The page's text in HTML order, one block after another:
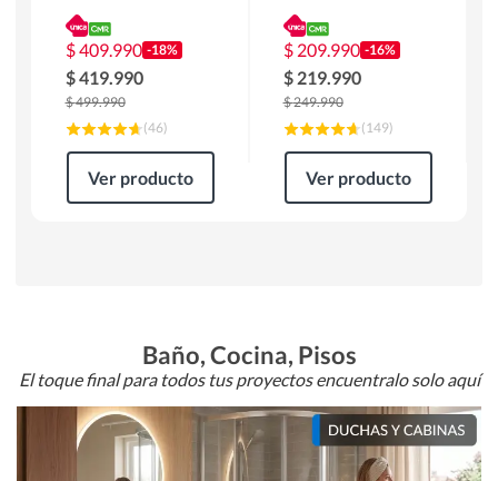
180 x 90 x 76 cm
Café
$409.990 -18%
$419.990
$499.990
(46)
Ver producto
Atlanta 91x101x94
cm Negro
$ 209.990 -16%
$ 219.990
$249.990
(149)
Ver producto
Baño, Cocina, Pisos
El toque final para todos tus proyectos encuentralo solo aquí